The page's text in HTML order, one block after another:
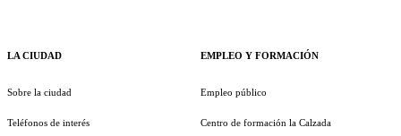
LA CIUDAD
Sobre la ciudad
Teléfonos de interés
EMPLEO Y FORMACIÓN
Empleo público
Centro de formación la Calzada